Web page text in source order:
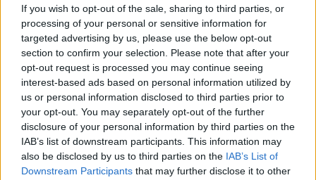
If you wish to opt-out of the sale, sharing to third parties, or
processing of your personal or sensitive information for
targeted advertising by us, please use the below opt-out
section to confirm your selection. Please note that after your
opt-out request is processed you may continue seeing
interest-based ads based on personal information utilized by
us or personal information disclosed to third parties prior to
your opt-out. You may separately opt-out of the further
disclosure of your personal information by third parties on the
IAB’s list of downstream participants. This information may
also be disclosed by us to third parties on the IAB’s List of
Downstream Participants that may further disclose it to other